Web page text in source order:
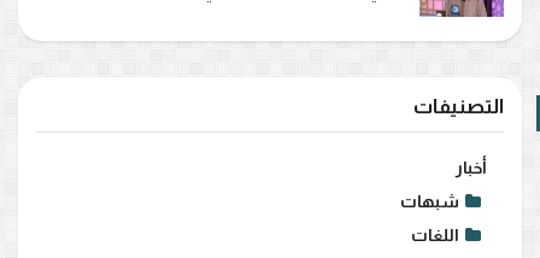
التصنيفات
أخبار
شبهات
اللغات